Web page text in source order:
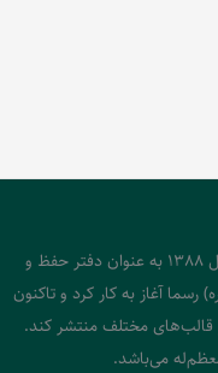
موسسه پژوهشی فرهنگی مصابیح الهدی از سال 1388 به عنوان دفتر حفظ و
رسما آغاز به کار کرد و تاکنون
قالب‌های مختلف منتشر کند.
می‌باشد.